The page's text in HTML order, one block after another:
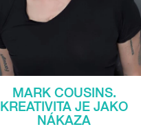
MARK COUSINS.
KREATIVITA JE JAKO
NÁKAZA